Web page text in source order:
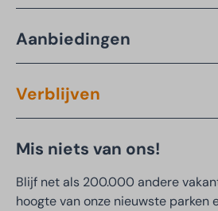
Aanbiedingen
Verblijven
Mis niets van ons!
Blijf net als 200.000 andere
hoogte van onze nieuwste parken